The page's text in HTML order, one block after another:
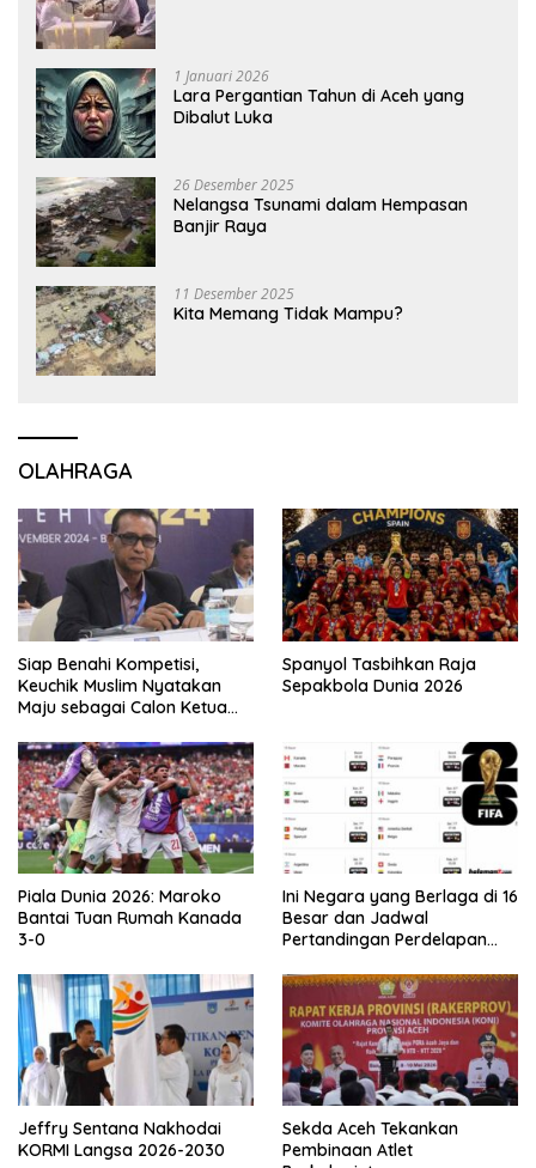
1 Januari 2026
Lara Pergantian Tahun di Aceh yang
Dibalut Luka
26 Desember 2025
Nelangsa Tsunami dalam Hempasan
Banjir Raya
11 Desember 2025
Kita Memang Tidak Mampu?
OLAHRAGA
Siap Benahi Kompetisi,
Keuchik Muslim Nyatakan
Maju sebagai Calon Ketua
Spanyol Tasbihkan Raja
Sepakbola Dunia 2026
Piala Dunia 2026: Maroko
Bantai Tuan Rumah Kanada
3-0
Ini Negara yang Berlaga di 16
Besar dan Jadwal
Pertandingan Perdelapan
Jeffry Sentana Nakhodai
KORMI Langsa 2026-2030
Sekda Aceh Tekankan
Pembinaan Atlet